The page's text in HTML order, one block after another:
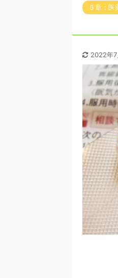
５章：医
2022年7